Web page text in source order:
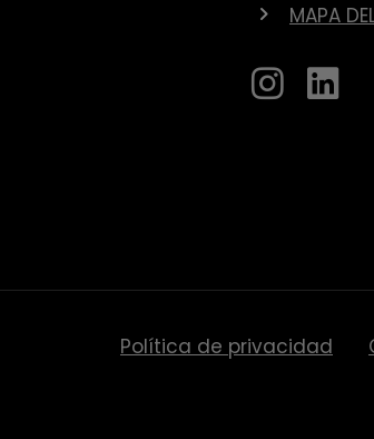
MAPA
Política de privacidad